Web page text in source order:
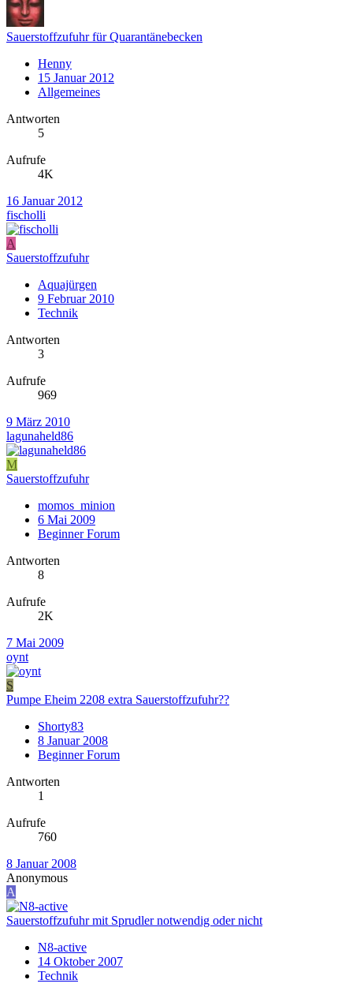
Sauerstoffzufuhr für Quarantänebecken
Henny
15 Januar 2012
Allgemeines
Antworten
5
Aufrufe
4K
16 Januar 2012
fischolli
A
Sauerstoffzufuhr
Aquajürgen
9 Februar 2010
Technik
Antworten
3
Aufrufe
969
9 März 2010
lagunaheld86
M
Sauerstoffzufuhr
momos_minion
6 Mai 2009
Beginner Forum
Antworten
8
Aufrufe
2K
7 Mai 2009
oynt
S
Pumpe Eheim 2208 extra Sauerstoffzufuhr??
Shorty83
8 Januar 2008
Beginner Forum
Antworten
1
Aufrufe
760
8 Januar 2008
Anonymous
A
Sauerstoffzufuhr mit Sprudler notwendig oder nicht
N8-active
14 Oktober 2007
Technik